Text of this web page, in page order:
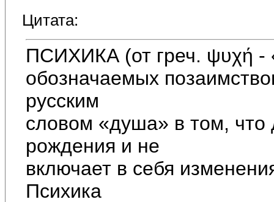
Цитата:
ПСИХИКА (от греч. ψυχή -
обозначаемых
русским
словом «душа» в том, что
рождения и не
включает в себя
Психика